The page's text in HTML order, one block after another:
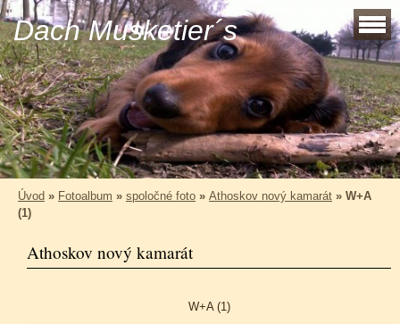
Dach Musketier´s
Úvod » Fotoalbum » spoločné foto » Athoskov nový kamarát » W+A
(1)
Athoskov nový kamarát
W+A (1)